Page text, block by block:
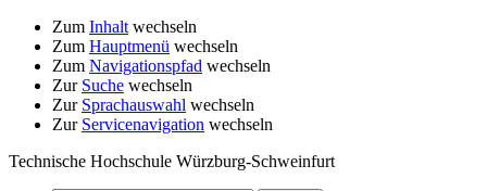
Zum Inhalt wechseln
Zum Hauptmenü wechseln
Zum Navigationspfad wechseln
Zur Suche wechseln
Zur Sprachauswahl wechseln
Zur Servicenavigation wechseln
Technische Hochschule Würzburg-Schweinfurt